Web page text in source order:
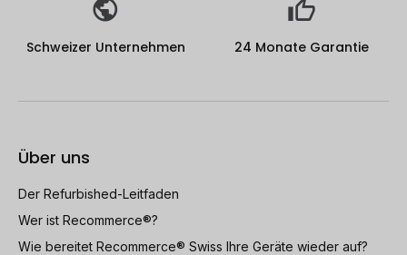
Schweizer Unternehmen 24 Monate Garantie
Über uns
Der Refurbished-Leitfaden
Wer ist Recommerce®?
Wie bereitet Recommerce® Swiss Ihre Geräte wieder auf?